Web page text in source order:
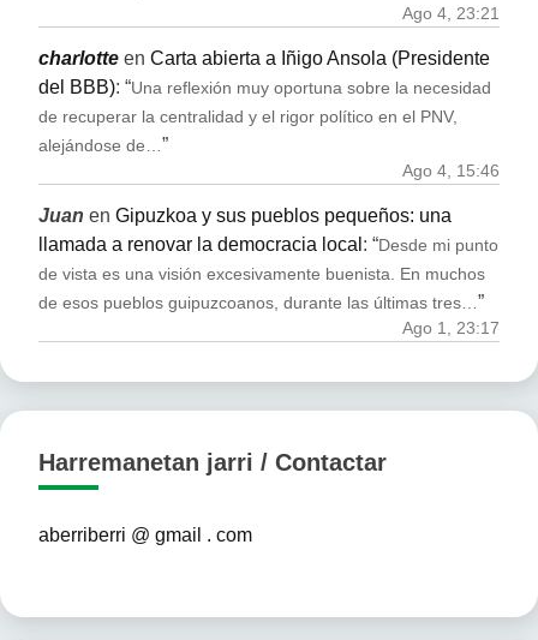
Ago 4, 23:21
charlotte en Carta abierta a Iñigo Ansola (Presidente
del BBB): “Una reflexión muy oportuna sobre la necesidad
de recuperar la centralidad y el rigor político en el PNV,
alejándose de… ”
Ago 4, 15:46
Juan en Gipuzkoa y sus pueblos pequeños: una
llamada a renovar la democracia local : “Desde mi punto
de vista es una visión excesivamente buenista. En muchos
de esos pueblos guipuzcoanos, durante las últimas tres… ”
Ago 1, 23:17
Harremanetan jarri / Contactar
aberriberri @ gmail . com